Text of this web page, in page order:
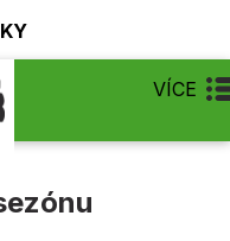
VÍCE